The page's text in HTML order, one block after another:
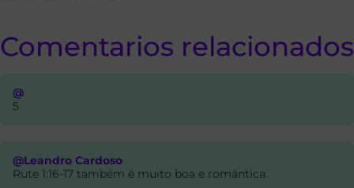
Comentarios relacionados
@
5
@Leandro Cardoso
Rute 1:16-17 também é muito boa e romântica.